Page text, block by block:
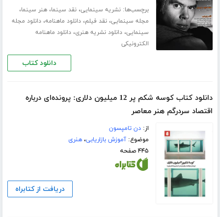
برچسب‌ها:نشریه سینمایی،نقد سینما،هنر سینما،
مجله سینمایی،نقد فیلم،دانلود ماهنامه،دانلود مجله
سینمایی،دانلود نشریه هنری،دانلود ماهنامه
الکترونیکی
دانلود کتاب
دانلود کتاب کوسه شکم پر 12 میلیون دلاری: پرونده‌ای درباره
اقتصاد سردرگم هنر معاصر
از:دن تامپسون
موضوع:آموزش بازاریابی،هنری
۴۴۵ صفحه
دریافت از کتابراه